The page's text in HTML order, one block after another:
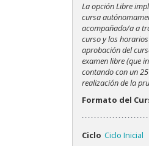
La opción Libre
cursa
acompañado/a a
curso y los
aprobación del
examen libre (que
contando con un
realización de la
Formato del
Ciclo Ciclo Inicial